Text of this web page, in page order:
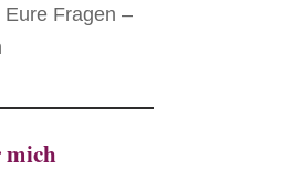
Fragen –
mich